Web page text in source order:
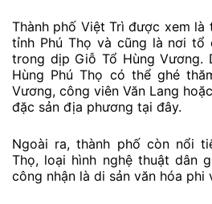
Thành phố Việt Trì được xem là
tỉnh Phú Thọ và cũng là nơi tổ
trong dịp Giỗ Tổ Hùng Vương.
Hùng Phú Thọ có thể ghé
Vương, công viên Văn Lang
đặc sản địa phương tại đây.
Ngoài ra, thành phố còn nổi
Thọ, loại hình nghệ thuật dân
công nhận là di sản văn hóa phi